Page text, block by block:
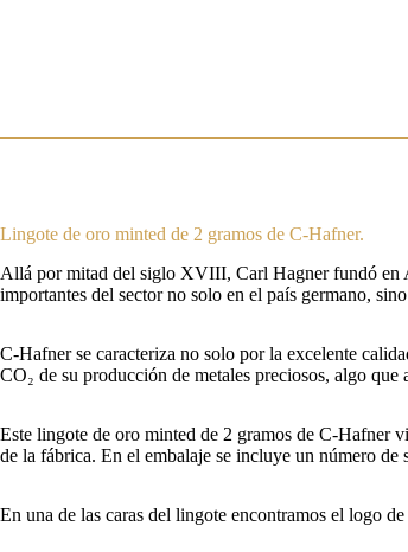
Lingote de oro minted de 2 gramos de C-Hafner.
Allá por mitad del siglo XVIII, Carl Hagner fundó en
importantes del sector no solo en el país germano,
C-Hafner se caracteriza no solo por la excelente
CO₂ de su producción de metales preciosos, algo
Este lingote de oro minted de 2 gramos de C-Hafner
de la fábrica. En el embalaje se incluye un número
En una de las caras del lingote encontramos el logo